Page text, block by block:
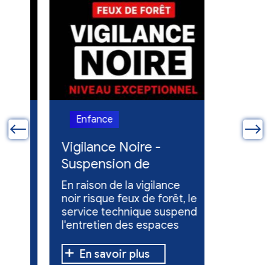
Enfance
Vigilance Noire -
Suspension de
l'entretien des
espaces verts
En raison de la vigilance
noir risque feux de forêt, le
service technique suspend
l'entretien des espaces
En savoir plus
Feux